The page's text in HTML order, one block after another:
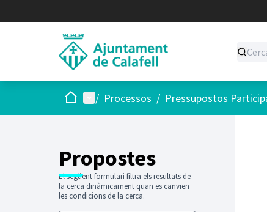
Inici Menú principal
/ Processos / Pressupostos
Propostes
El següent formulari filtra els resultats de
la cerca dinàmicament quan es canvien
les condicions de la cerca.